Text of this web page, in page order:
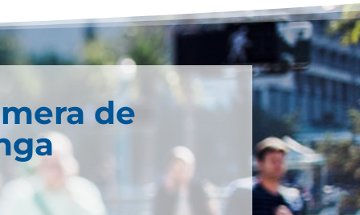
de